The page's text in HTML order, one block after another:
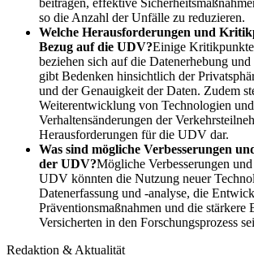
so die Anzahl der Unfälle zu reduzieren.
Welche Herausforderungen und
Bezug auf die UDV?Einige
beziehen sich auf die Datenerhebung
gibt Bedenken hinsichtlich der
und der Genauigkeit der Daten. Zudem
Weiterentwicklung von Technologien und
Verhaltensänderungen der
Herausforderungen für die UDV dar.
Was sind mögliche Verbesserungen
der UDV?Mögliche Verbesserungen
UDV könnten die Nutzung neuer
Datenerfassung und -analyse, die
Präventionsmaßnahmen und die stärkere
Versicherten in den Forschungsprozess
Redaktion & Aktualität